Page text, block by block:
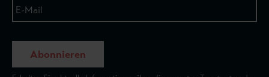
Abonnieren